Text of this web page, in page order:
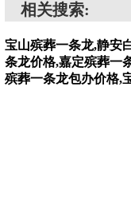
相关搜索:
宝山殡葬一条龙,静安
条龙价格,嘉定殡葬一
殡葬一条龙包办价格,